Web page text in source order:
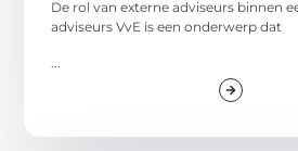
De rol van externe adviseurs binnen
adviseurs VvE is een onderwerp dat